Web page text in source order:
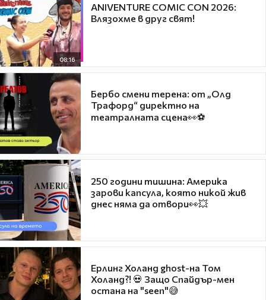
08:16
ANIVENTURE COMIC CON 2026:
Влязохме в друг свят!
Бербо смени терена: от „Олд
Трафорд“ директно на
театралната сцена👀⚽
250 години тишина: Америка
зарови капсула, която никой жив
днес няма да отвори👀💥
Ерлинг Холанд ghost-на Том
Холанд?! 💀 Защо Спайдър-мен
остана на "seen"😅